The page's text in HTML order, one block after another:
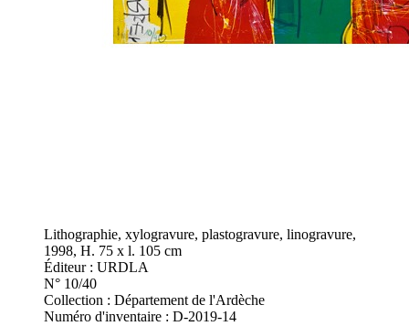
Lithographie, xylogravure, plastogravure, linogravure,
1998, H. 75 x l. 105 cm
Éditeur : URDLA
N° 10/40
Collection : Département de l'Ardèche
Numéro d'inventaire : D-2019-14